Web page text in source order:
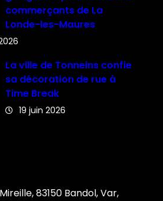
commerçants de La
Londe-les-Maures
La ville de Tonneins confie
sa décoration de rue à
Time Break
19 juin 2026
83150 Bandol, Var,